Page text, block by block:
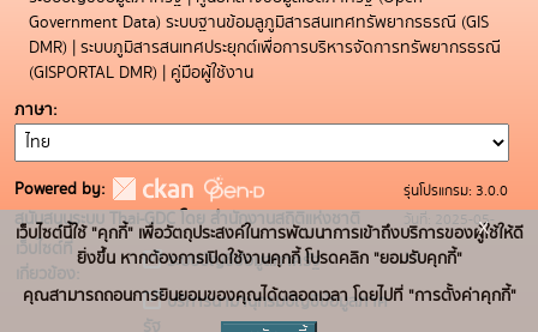
Government Data) ระบบฐานข้อมลูภูมิสารสนเทศทรัพยากรธรณี (GIS
DMR) | ระบบภูมิสารสนเทศประยุกต์เพื่อการบริหารจัดการทรัพยากรธรณี
(GISPORTAL DMR) | คู่มือผู้ใช้งาน
ภาษา
Powered by:
สนับสนุนระบบ Thai-GDC โดย สำนักงานสถิติแห่งชาติ
เว็บไซต์ที่
เกี่ยวข้อง:
ระบบบัญชีข้อมูลภาครัฐ
บริการนามานุกรมบัญชีข้อมูลภาค
รัฐ
รุ่นโปรแกรม: 3.0.0
วันที่: 2025-05-
19
เว็บไซต์นี้ใช้ "คุกกี้" เพื่อวัตถุประสงค์ในการพัฒนาการเข้าถึงบริการของผู้ใช้ให้ดี
ยิ่งขึ้น หากต้องการเปิดใช้งานคุกกี้ โปรดคลิก "ยอมรับคุกกี้"
คุณสามารถถอนการยินยอมของคุณได้ตลอดเวลา โดยไปที่ "การตั้งค่าคุกกี้"
x